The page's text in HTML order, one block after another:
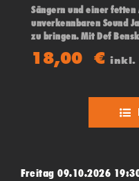
Sängern und einer
unverkennbaren Sound
zu bringen. Mit Def
(Jamaika) und Upfull
18,00€ inkl.
Freitag 09.10.2026